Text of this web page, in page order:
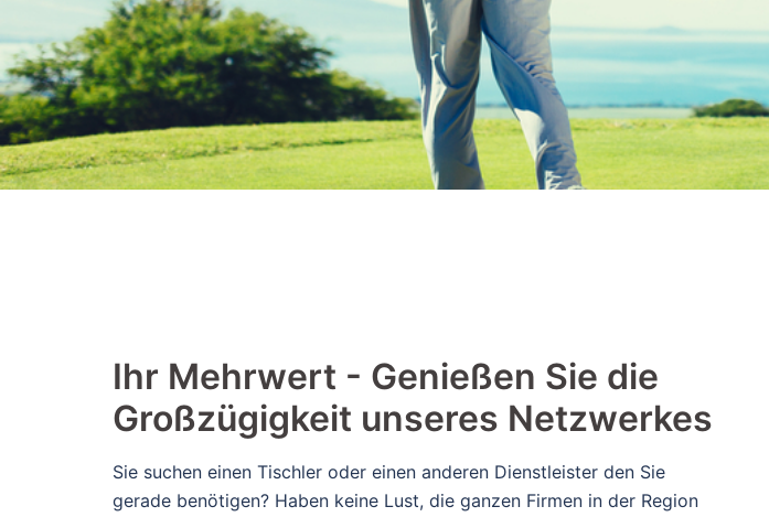
​​Ihr Mehrwert - Genießen Sie die
Großzügigkeit unseres Netzwerkes
Sie suchen einen Tischler oder einen anderen Dienstleister den Sie
gerade benötigen? Haben keine Lust, die ganzen Firmen in der Region